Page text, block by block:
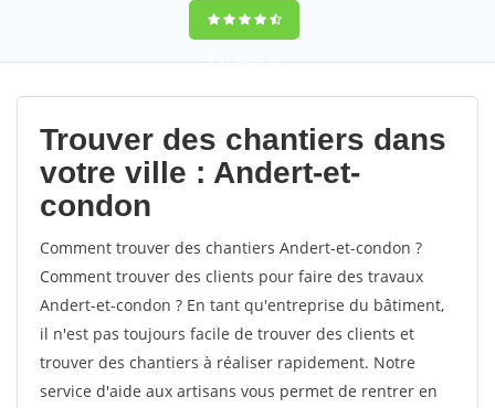
9,5(100%)68
votes
Trouver des chantiers dans
votre ville : Andert-et-
condon
Comment trouver des chantiers Andert-et-condon ?
Comment trouver des clients pour faire des travaux
Andert-et-condon ? En tant qu'entreprise du bâtiment,
il n'est pas toujours facile de trouver des clients et
trouver des chantiers à réaliser rapidement. Notre
service d'aide aux artisans vous permet de rentrer en